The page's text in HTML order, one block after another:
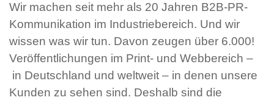
Wir machen seit mehr als 20 Jahren B2B-PR-
Kommunikation im Industriebereich. Und wir
wissen was wir tun. Davon zeugen über 6.000!
Veröffentlichungen im Print- und Webbereich –
in Deutschland und weltweit – in denen unsere
Kunden zu sehen sind. Deshalb sind die